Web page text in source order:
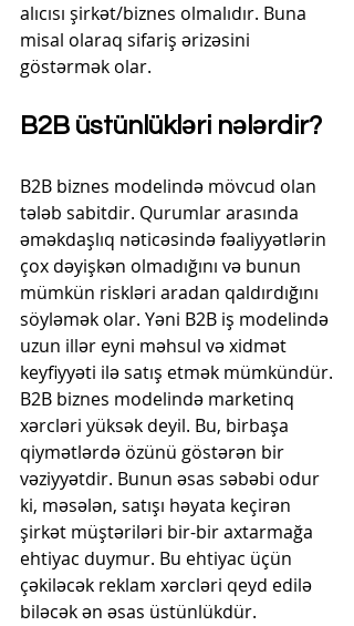
alıcısı şirkət/biznes olmalıdır. Buna
misal olaraq sifariş ərizəsini
göstərmək olar.
B2B üstünlükləri nələrdir?
B2B biznes modelində mövcud olan
tələb sabitdir. Qurumlar arasında
əməkdaşlıq nəticəsində fəaliyyətlərin
çox dəyişkən olmadığını və bunun
mümkün riskləri aradan qaldırdığını
söyləmək olar. Yəni B2B iş modelində
uzun illər eyni məhsul və xidmət
keyfiyyəti ilə satış etmək mümkündür.
B2B biznes modelində marketinq
xərcləri yüksək deyil. Bu, birbaşa
qiymətlərdə özünü göstərən bir
vəziyyətdir. Bunun əsas səbəbi odur
ki, məsələn, satışı həyata keçirən
şirkət müştəriləri bir-bir axtarmağa
ehtiyac duymur. Bu ehtiyac üçün
çəkiləcək reklam xərcləri qeyd edilə
biləcək ən əsas üstünlükdür.